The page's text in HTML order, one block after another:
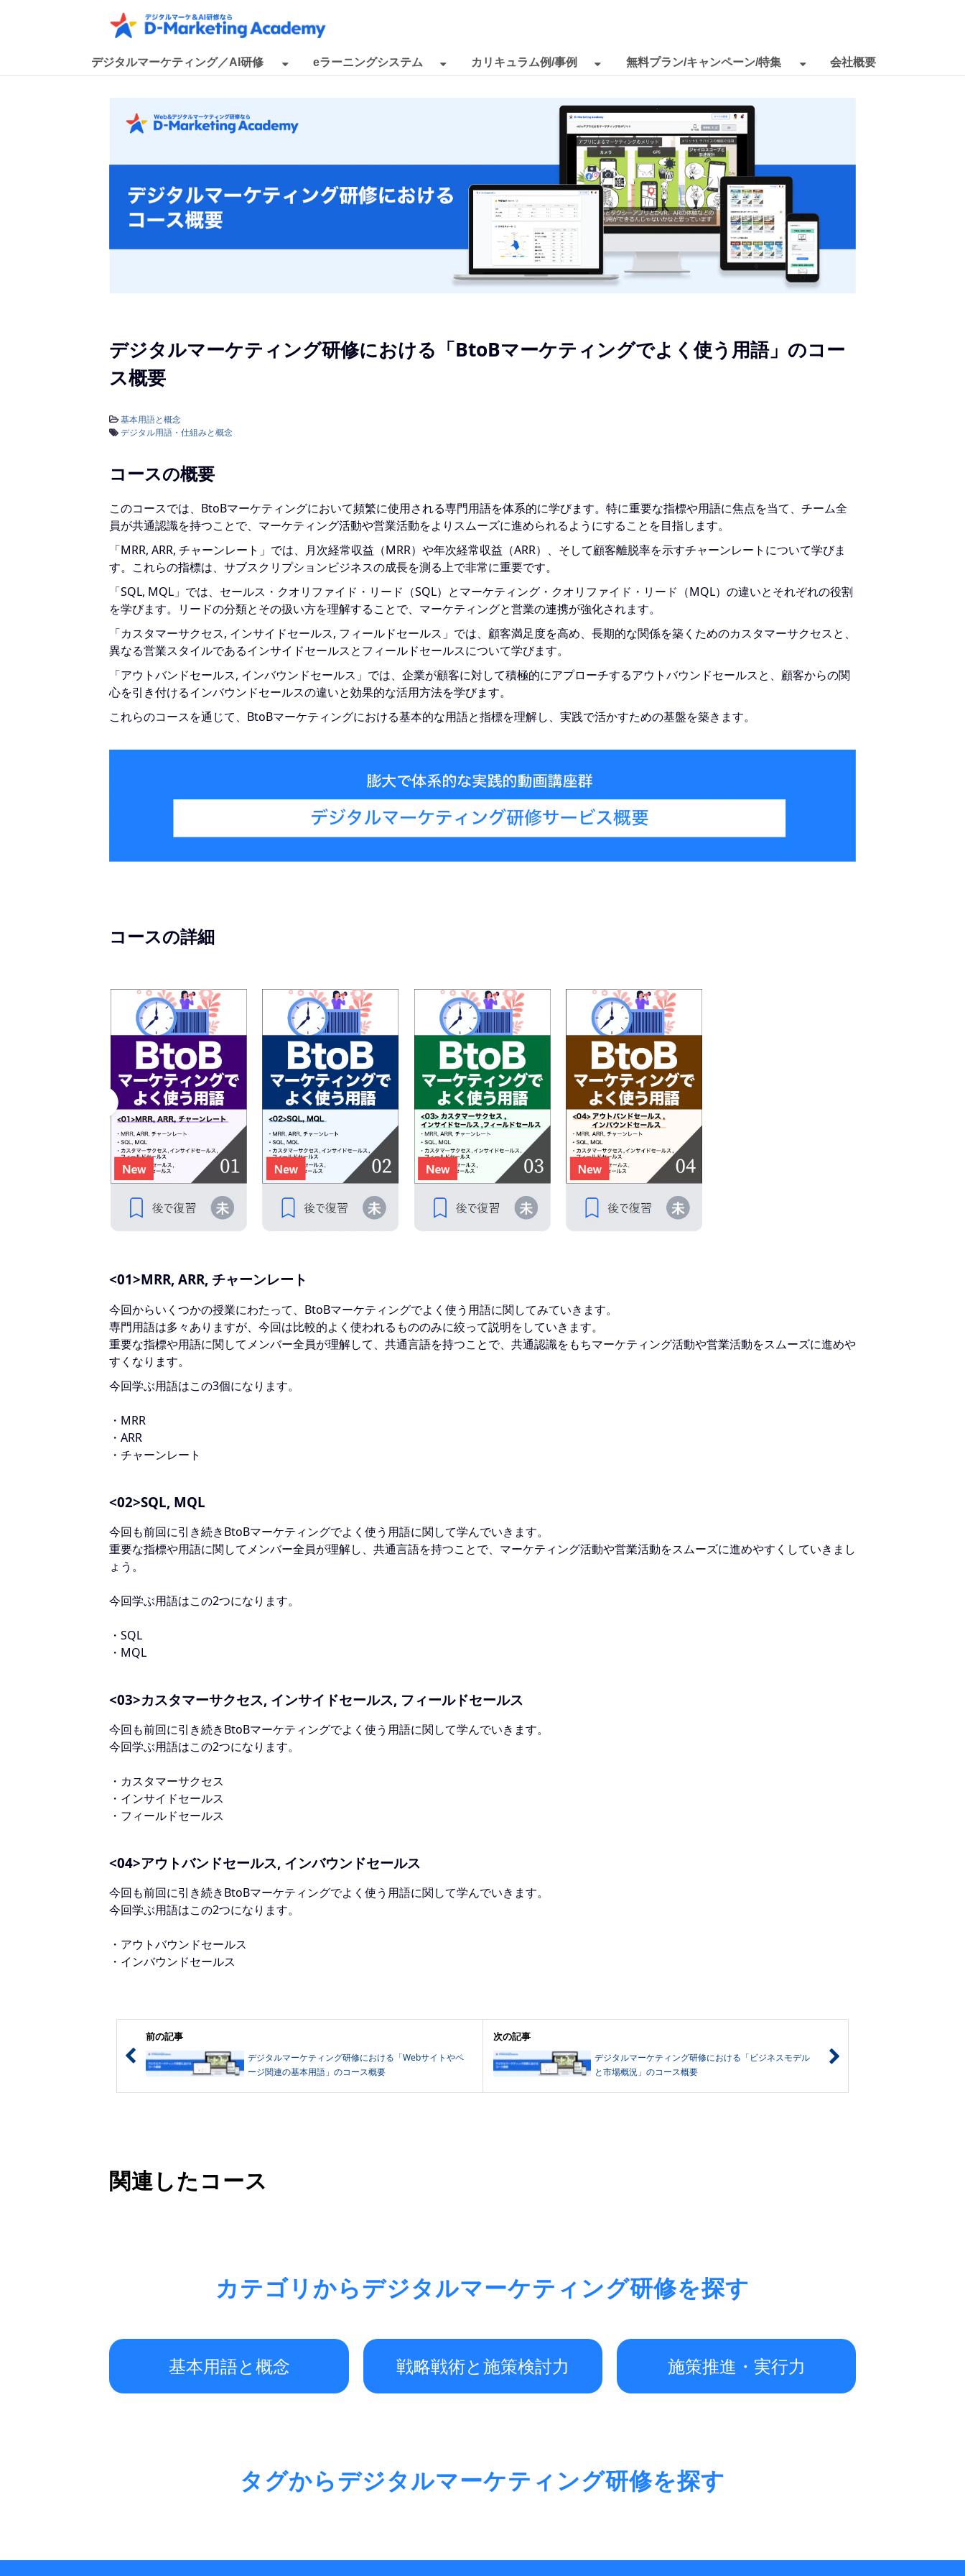
デジタルマーケティング／AI研修 eラーニングシステム カリキュラム例/事例 無料プラン/キャンペーン/特集 会社概要
デジタルマーケティング研修における「BtoBマーケティングでよく使う用語」のコー
ス概要
基本用語と概念
デジタル用語・仕組みと概念
コースの概要
このコースでは、BtoBマーケティングにおいて頻繁に使用される専門用語を体系的に学びます。特に重要な指標や用語に焦点を当て、チーム全
員が共通認識を持つことで、マーケティング活動や営業活動をよりスムーズに進められるようにすることを目指します。
「MRR, ARR, チャーンレート」では、月次経常収益（MRR）や年次経常収益（ARR）、そして顧客離脱率を示すチャーンレートについて学びま
す。これらの指標は、サブスクリプションビジネスの成長を測る上で非常に重要です。
「SQL, MQL」では、セールス・クオリファイド・リード（SQL）とマーケティング・クオリファイド・リード（MQL）の違いとそれぞれの役割
を学びます。リードの分類とその扱い方を理解することで、マーケティングと営業の連携が強化されます。
「カスタマーサクセス, インサイドセールス, フィールドセールス」では、顧客満足度を高め、長期的な関係を築くためのカスタマーサクセスと、
異なる営業スタイルであるインサイドセールスとフィールドセールスについて学びます。
「アウトバンドセールス, インバウンドセールス」では、企業が顧客に対して積極的にアプローチするアウトバウンドセールスと、顧客からの関
心を引き付けるインバウンドセールスの違いと効果的な活用方法を学びます。
これらのコースを通じて、BtoBマーケティングにおける基本的な用語と指標を理解し、実践で活かすための基盤を築きます。
コースの詳細
<01>MRR, ARR, チャーンレート
今回からいくつかの授業にわたって、BtoBマーケティングでよく使う用語に関してみていきます。
専門用語は多々ありますが、今回は比較的よく使われるもののみに絞って説明をしていきます。
重要な指標や用語に関してメンバー全員が理解して、共通言語を持つことで、共通認識をもちマーケティング活動や営業活動をスムーズに進めや
すくなります。
今回学ぶ用語はこの3個になります。
・MRR
・ARR
・チャーンレート
<02>SQL, MQL
今回も前回に引き続きBtoBマーケティングでよく使う用語に関して学んでいきます。
重要な指標や用語に関してメンバー全員が理解し、共通言語を持つことで、マーケティング活動や営業活動をスムーズに進めやすくしていきまし
ょう。
今回学ぶ用語はこの2つになります。
・SQL
・MQL
<03>カスタマーサクセス, インサイドセールス, フィールドセールス
今回も前回に引き続きBtoBマーケティングでよく使う用語に関して学んでいきます。
今回学ぶ用語はこの2つになります。
・カスタマーサクセス
・インサイドセールス
・フィールドセールス
<04>アウトバンドセールス, インバウンドセールス
今回も前回に引き続きBtoBマーケティングでよく使う用語に関して学んでいきます。
今回学ぶ用語はこの2つになります。
・アウトバウンドセールス
・インバウンドセールス
前の記事
デジタルマーケティング研修における「Webサイトやペ
ージ関連の基本用語」のコース概要
次の記事
デジタルマーケティング研修における「ビジネスモデル
と市場概況」のコース概要
関連したコース
カテゴリからデジタルマーケティング研修を探す
基本用語と概念 戦略戦術と施策検討力 施策推進・実行力
タグからデジタルマーケティング研修を探す